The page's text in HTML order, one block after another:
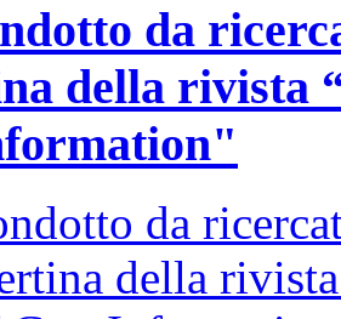
da
della rivista